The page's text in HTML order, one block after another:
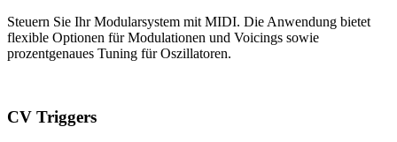
Steuern Sie Ihr Modularsystem mit MIDI. Die Anwendung bietet
flexible Optionen für Modulationen und Voicings sowie
prozentgenaues Tuning für Oszillatoren.
CV Triggers